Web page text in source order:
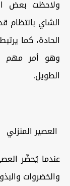
ولاحظت بعض
الشاي
الحادة، كما
وهو أمر مهم
الطويل.
العصير المنزلي
عندما يُحضّر
والخضروات